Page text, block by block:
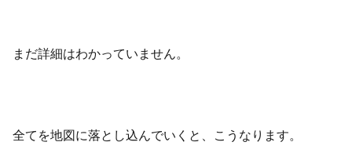
まだ詳細はわかっていません。
全てを地図に落とし込んでいくと、こうなります。